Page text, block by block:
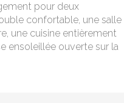
pour deux
confortable, une salle
une cuisine entièrement
ensoleillée ouverte sur la